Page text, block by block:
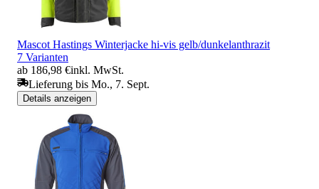
Mascot Hastings Winterjacke hi-vis gelb/dunkelanthrazit
7 Varianten
ab 186,98 €inkl. MwSt.
Lieferung bis Mo., 7. Sept.
Details anzeigen